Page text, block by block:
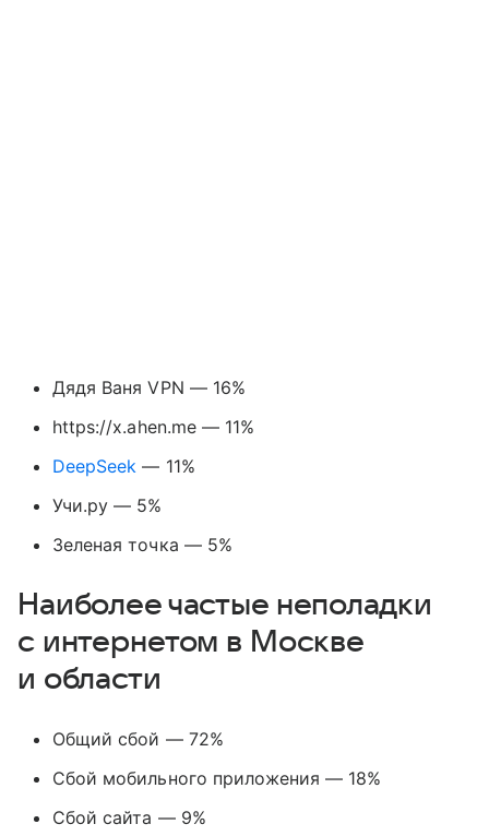
Дядя Ваня VPN — 16%
https://x.ahen.me — 11%
DeepSeek — 11%
Учи.ру — 5%
Зеленая точка — 5%
Наиболее частые неполадки
с интернетом в Москве
и области
Общий сбой — 72%
Сбой мобильного приложения — 18%
Сбой сайта — 9%